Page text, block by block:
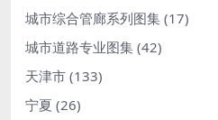
城市综合管廊系列图集 (17)
城市道路专业图集 (42)
天津市 (133)
宁夏 (26)